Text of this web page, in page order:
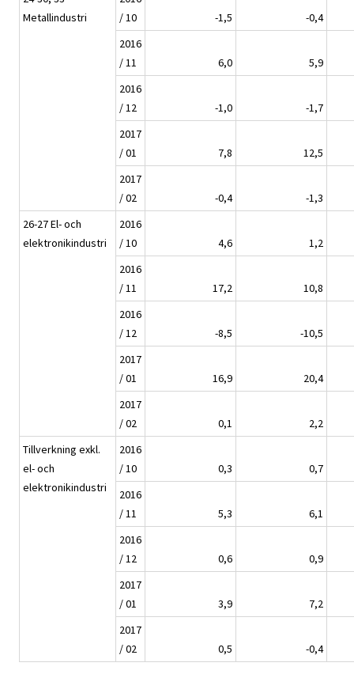
Metallindustri
/ 10
-1,5
-0,4
2016
/ 11
6,0
5,9
2016
/ 12
-1,0
-1,7
2017
/ 01
7,8
12,5
2017
/ 02
-0,4
-1,3
26-27 El- och
elektronikindustri
2016
/ 10
4,6
1,2
2016
/ 11
17,2
10,8
2016
/ 12
-8,5
-10,5
2017
/ 01
16,9
20,4
2017
/ 02
0,1
2,2
Tillverkning exkl.
el- och
elektronikindustri
2016
/ 10
0,3
0,7
2016
/ 11
5,3
6,1
2016
/ 12
0,6
0,9
2017
/ 01
3,9
7,2
2017
/ 02
0,5 -0,4